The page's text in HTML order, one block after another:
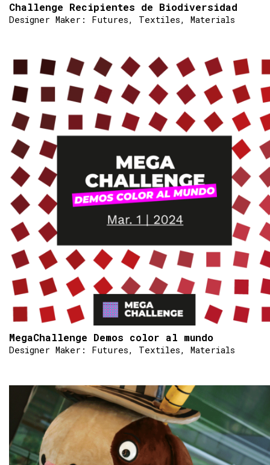
Challenge Recipientes de Biodiversidad
Designer Maker: Futures, Textiles, Materials
MegaChallenge Demos color al mundo
Designer Maker: Futures, Textiles, Materials